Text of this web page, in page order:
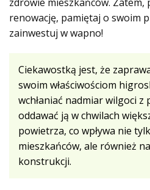
renowację, pamiętaj o swoim
zainwestuj w wapno!
Ciekawostką jest, że
swoim właściwościom
wchłaniać nadmiar wilgoci
oddawać ją w chwilach
powietrza, co wpływa nie
mieszkańców, ale również
konstrukcji.